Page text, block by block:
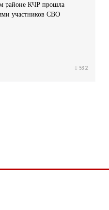
районе КЧР прошла
участников СВО
532